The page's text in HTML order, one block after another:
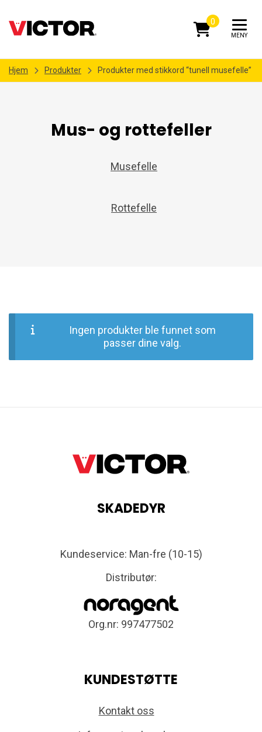
0
MENY
Hjem Produkter Produkter med stikkord “tunell musefelle”
Mus- og rottefeller
Musefelle
Rottefelle
Ingen produkter ble funnet som
passer dine valg.
SKADEDYR
Kundeservice: Man-fre (10-15)
Distributør:
Org.nr: 997477502
KUNDESTØTTE
Kontakt oss